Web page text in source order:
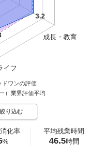
成長・教育
イフ
ドワンの評価
） 業界評価平均
り込む
化率
%
平均残業時間
46.5時間